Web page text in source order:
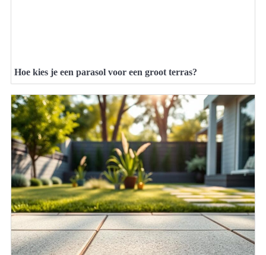
Hoe kies je een parasol voor een groot terras?